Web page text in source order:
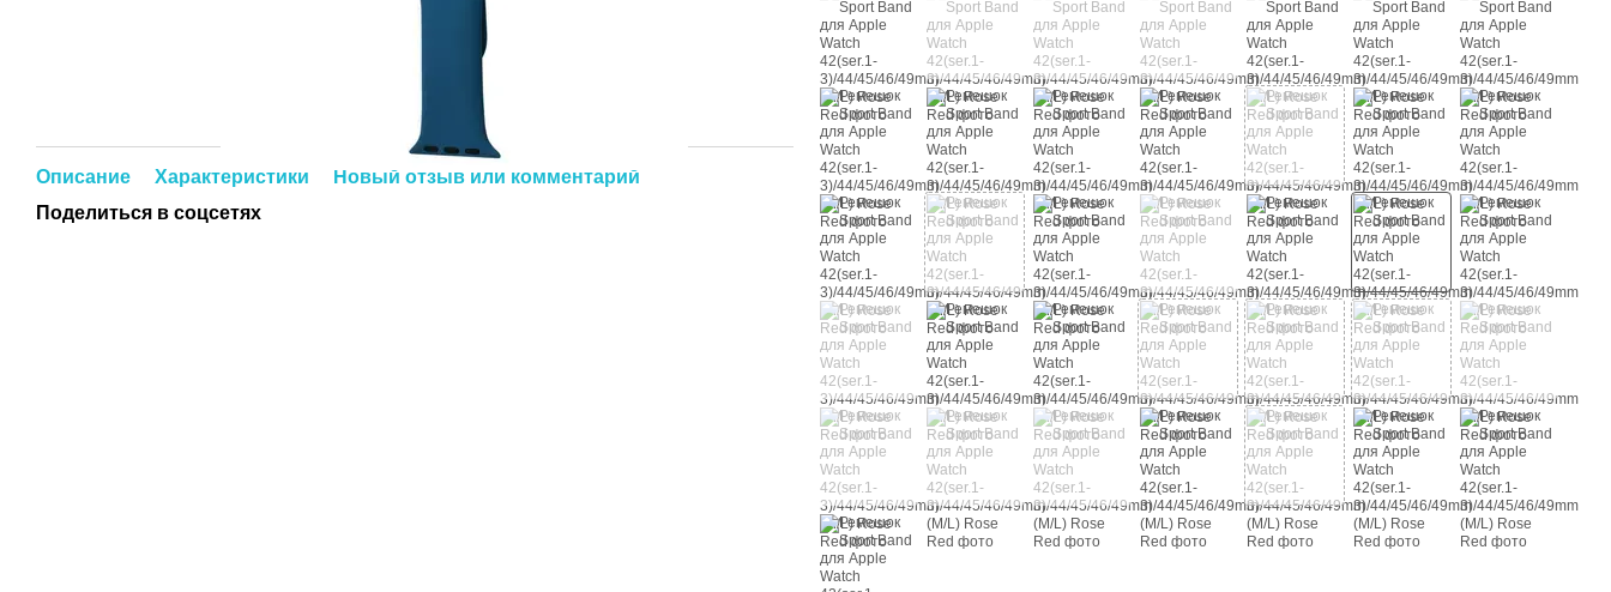
Описание Характеристики
Новый отзыв или комментарий
Поделиться в соцсетях